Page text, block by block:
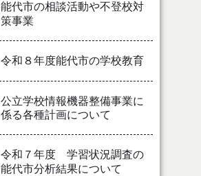
能代市の相談活動や不登校対
策事業
令和８年度能代市の学校教育
公立学校情報機器整備事業に
係る各種計画について
令和７年度 学習状況調査の
能代市分析結果について